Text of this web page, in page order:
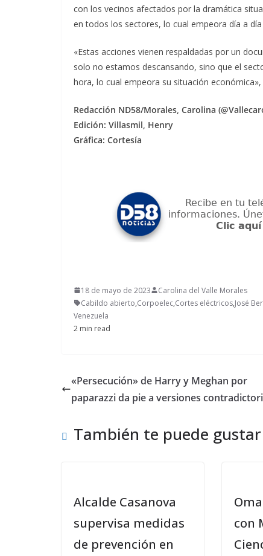
con los vecinos afectados por la dramática
en todos los sectores, lo cual empeora día a
«Estas acciones vienen respaldadas por un
solo no estamos descansando, sino que el
hora, lo cual empeora su situación
Redacción ND58/Morales, Carolina
Edición: Villasmil, Henry
Gráfica: Cortesía
18 de mayo de 2023
Carolina del Valle Morales
Cabildo abierto,Corpoelec,Cortes eléctricos,José
Venezuela
2 min read
«Persecución» de Harry y Meghan por
paparazzi da pie a versiones
También te puede gustar
Alcalde Casanova
supervisa medidas
de prevención en
con